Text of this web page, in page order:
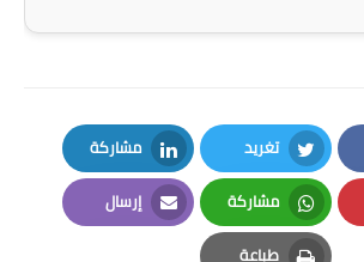
المرحلة المتوسطة
المرحلة الاعدادية
مواضيع انشاء
تغريد
Twitter
مشاركة
LinkedIn
مشاركة
Whatsapp
إرسال
Email
طباعة